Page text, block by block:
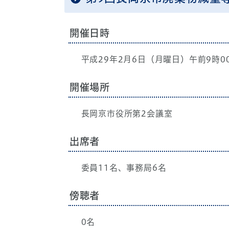
開催日時
平成29年2月6日（月曜日）午前9時
開催場所
長岡京市役所第2会議室
出席者
委員11名、事務局6名
傍聴者
0名